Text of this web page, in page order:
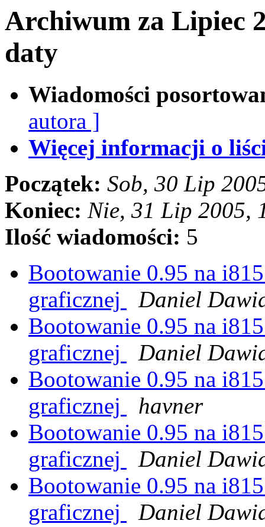
Archiwum za Lipiec
daty
Wiadomości
autora ]
Więcej informacji o
Początek: Sob, 30 Lip
Koniec: Nie, 31 Lip 2005,
Ilość wiadomości: 5
Bootowanie 0.95 na
graficznej
Daniel
Bootowanie 0.95 na
graficznej
Daniel
Bootowanie 0.95 na
graficznej
havner
Bootowanie 0.95 na
graficznej
Daniel
Bootowanie 0.95 na
graficznej
Daniel